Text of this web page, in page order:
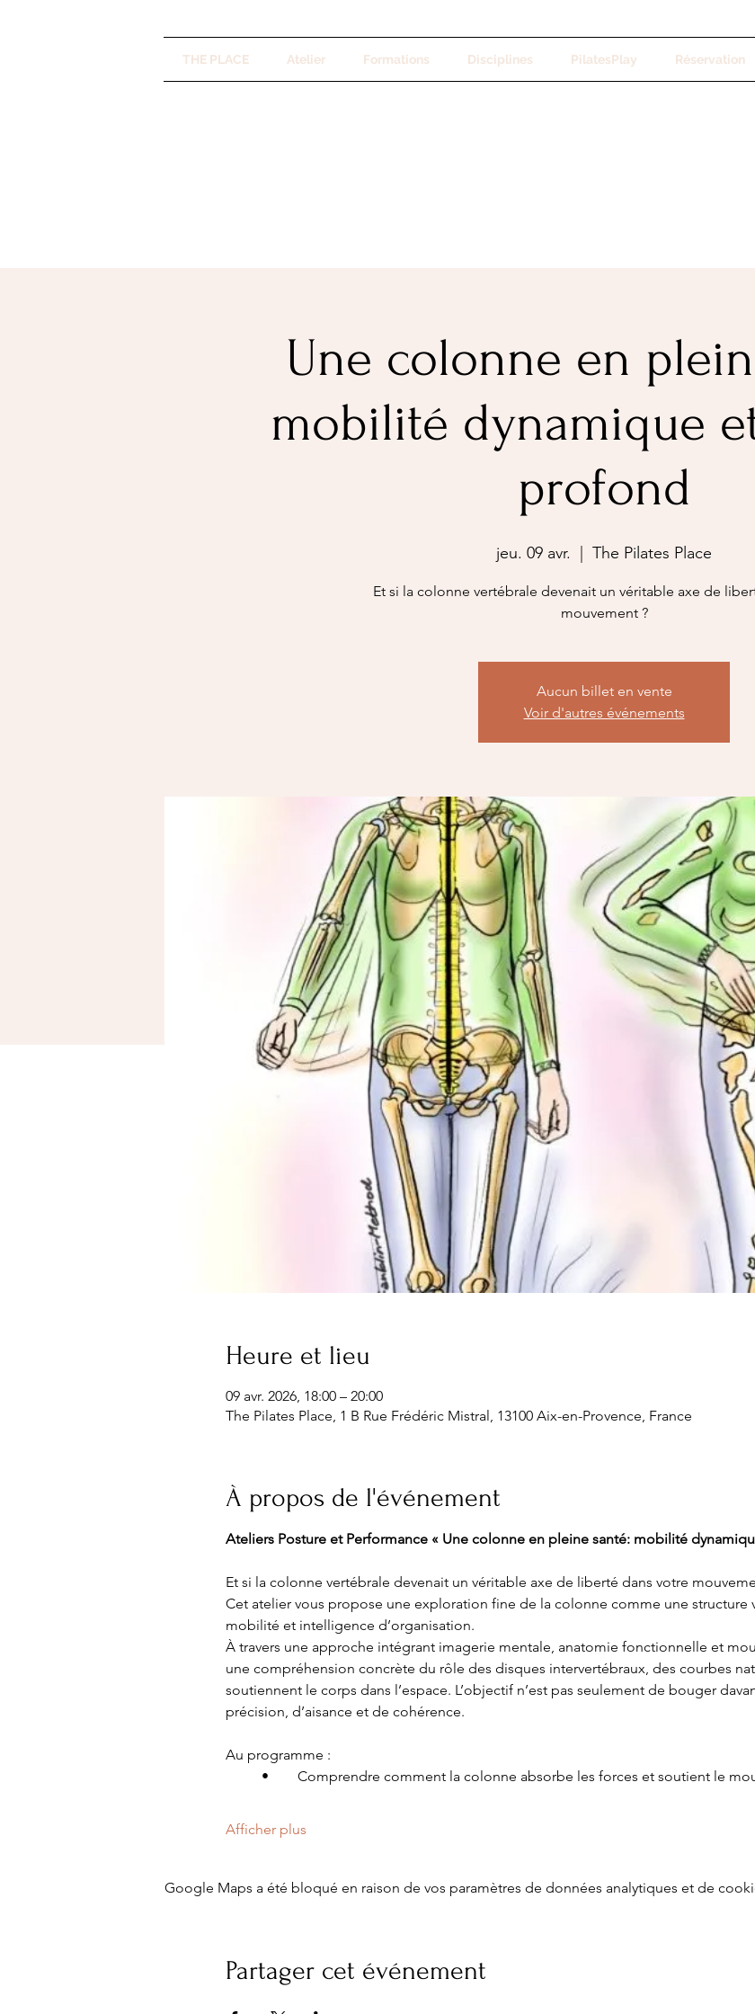
THE PLACE Atelier Formations Disciplines PilatesPlay Réservation
Une colonne en
mobilité dynamique
profond
jeu. 09 avr. The Pilates Place
Et si la colonne vertébrale devenait un véritable axe de
mouvement ?
Aucun billet en vente
Voir d'autres événements
Heure et lieu
09 avr. 2026, 18:00 – 20:00
The Pilates Place, 1 B Rue Frédéric Mistral, 13100 Aix-en-Provence, France
À propos de l'événement
Ateliers Posture et Performance « Une colonne en pleine santé: mobilité
Et si la colonne vertébrale devenait un véritable axe de liberté dans votre
Cet atelier vous propose une exploration fine de la colonne comme une structure
mobilité et intelligence d’organisation.
À travers une approche intégrant imagerie mentale, anatomie fonctionnelle et
une compréhension concrète du rôle des disques intervertébraux, des courbes
soutiennent le corps dans l’espace. L’objectif n’est pas seulement de bouger
précision, d’aisance et de cohérence.
Au programme :
•	Comprendre comment la colonne absorbe les forces et soutient le
Afficher plus
Google Maps a été bloqué en raison de vos paramètres de données analytiques et de
Partager cet événement